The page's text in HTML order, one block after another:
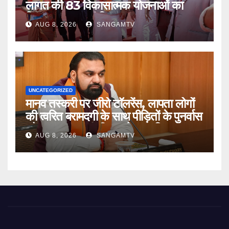
लागत की 83 विकासात्मक योजनाओं का
किया उद्घाटन एवं शिलान्यास
AUG 8, 2026 SANGAMTV
UNCATEGORIZED
मानव तस्करी पर जीरो टॉलरेंस, लापता लोगों
की त्वरित बरामदगी के साथ पीड़ितों के पुनर्वास
और सम्मानजनक जीवन को प्राथमिकता :
मुख्यमंत्री
AUG 8, 2026 SANGAMTV